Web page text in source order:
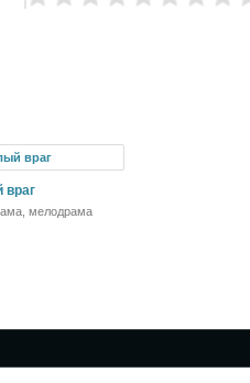
враг
мелодрама